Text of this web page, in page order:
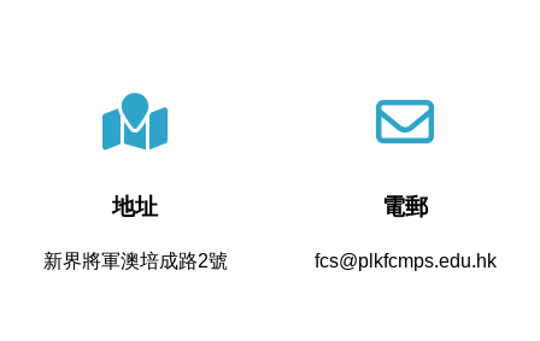
地址
新界將軍澳培成路2號
電郵
fcs@plkfcmps.edu.hk